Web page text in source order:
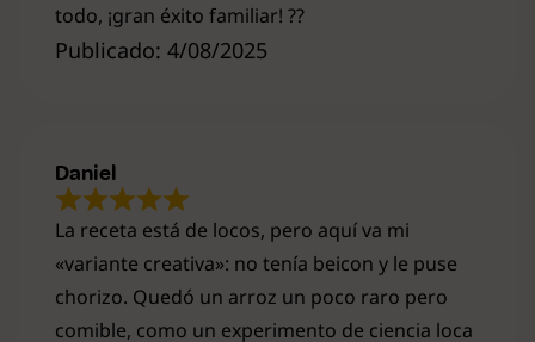
Publicado: 4/08/2025
todo, ¡gran éxito familiar! ??
La receta está de locos, pero aquí va mi
«variante creativa»: no tenía beicon y le puse
chorizo. Quedó un arroz un poco raro pero
comible, como un experimento de ciencia loca
Daniel